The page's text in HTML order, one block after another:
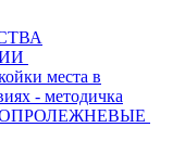
места в
- методичка